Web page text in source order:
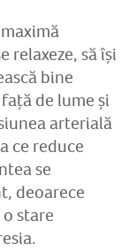
relaxeze, să își
bine
de lume și
arterială
ce reduce
se
deoarece
stare